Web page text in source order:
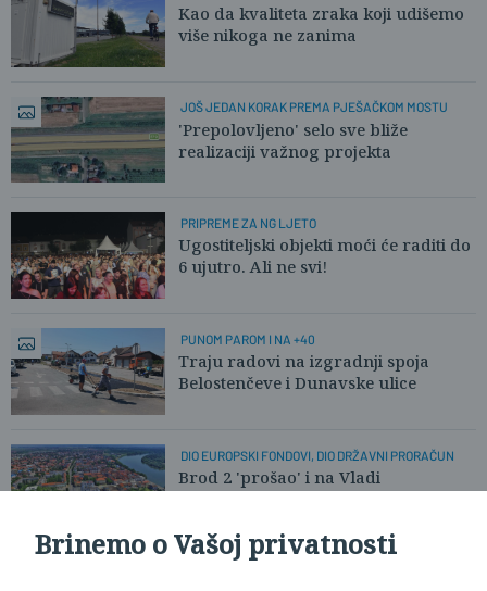
Kao da kvaliteta zraka koji udišemo
više nikoga ne zanima
JOŠ JEDAN KORAK PREMA PJEŠAČKOM MOSTU
'Prepolovljeno' selo sve bliže
realizaciji važnog projekta
PRIPREME ZA NG LJETO
Ugostiteljski objekti moći će raditi do
6 ujutro. Ali ne svi!
PUNOM PAROM I NA +40
Traju radovi na izgradnji spoja
Belostenčeve i Dunavske ulice
DIO EUROPSKI FONDOVI, DIO DRŽAVNI PRORAČUN
Brod 2 'prošao' i na Vladi
Brinemo o Vašoj privatnosti